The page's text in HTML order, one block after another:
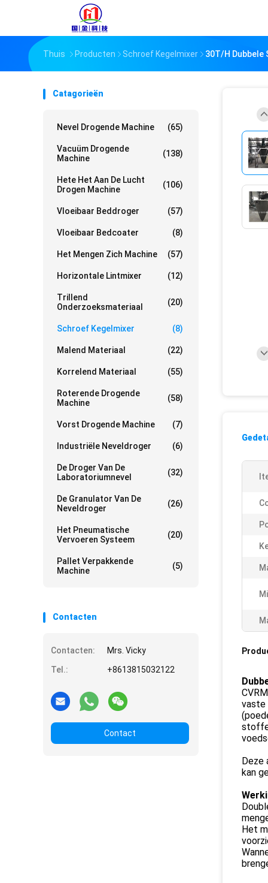
Thuis Producten Schroef Kegelmixer 30T/H Dubbele
Catagorieën
Nevel Drogende Machine (65)
Vacuüm Drogende
Machine
(138)
Hete Het Aan De Lucht
Drogen Machine
(106)
Vloeibaar Beddroger (57)
Vloeibaar Bedcoater (8)
Het Mengen Zich Machine (57)
Horizontale Lintmixer (12)
Trillend
Onderzoeksmateriaal
(20)
Schroef Kegelmixer (8)
Malend Materiaal (22)
Korrelend Materiaal (55)
Roterende Drogende
Machine
(58)
Vorst Drogende Machine (7)
Industriële Neveldroger (6)
De Droger Van De
Laboratoriumnevel
(32)
De Granulator Van De
Neveldroger
(26)
Het Pneumatische
Vervoeren Systeem
(20)
Pallet Verpakkende
Machine
(5)
Contacten
Contacten:
Mrs. Vicky
Tel.:
+8613815032122
Contact
Deze
kan
Het